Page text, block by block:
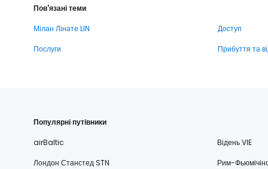
Пов'язані теми
Мілан Лінате LIN
Доступ
Послуги
Прибуття та
Популярні путівники
airBaltic
Відень VIE
Лондон Станстед STN
Рим-